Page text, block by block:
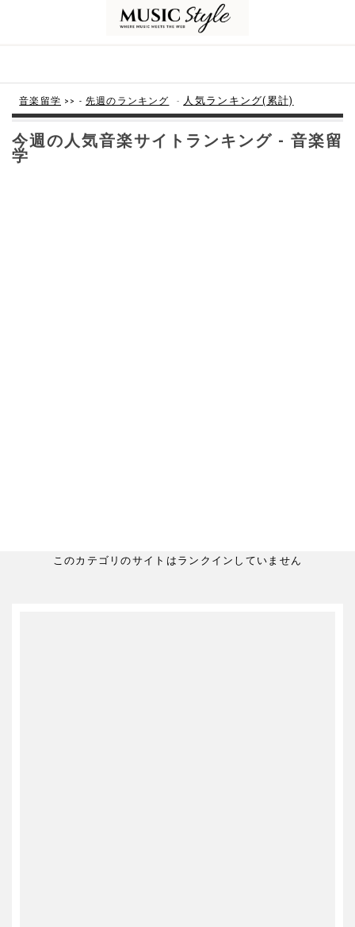
音楽留学 >> -先週のランキング - 人気ランキング(累計)
今週の人気音楽サイトランキング - 音楽留
学
このカテゴリのサイトはランクインしていません